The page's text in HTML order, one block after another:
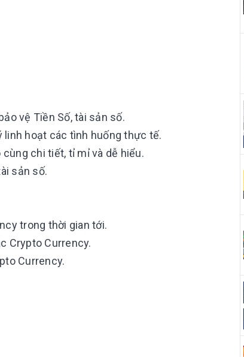
vệ Tiền Số, tài sản số.
linh hoạt các tình huống thực tế.
chi tiết, tỉ mỉ và dễ hiểu.
sản số.
trong thời gian tới.
Crypto Currency.
Currency.